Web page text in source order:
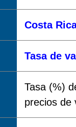
Costa
Tasa de
Tasa (%)
precios de